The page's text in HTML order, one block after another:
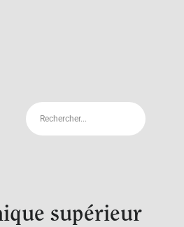
supérieur